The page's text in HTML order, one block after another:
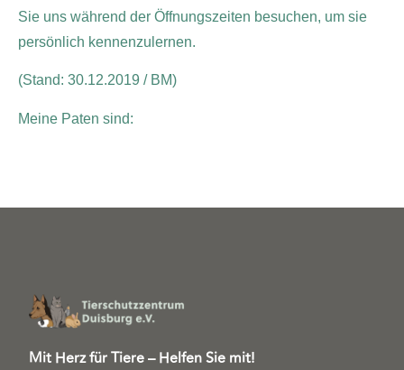
Sie uns während der Öffnungszeiten besuchen, um sie
persönlich kennenzulernen.
(Stand: 30.12.2019 / BM)
Meine Paten sind:
Mit Herz für Tiere – Helfen Sie mit!